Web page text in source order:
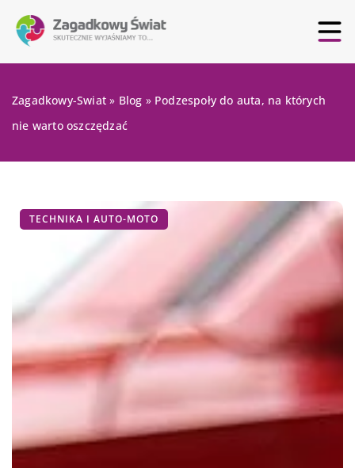
Zagadkowy-Swiat » Blog » Podzespoły do auta, na których
nie warto oszczędzać
TECHNIKA I AUTO-MOTO